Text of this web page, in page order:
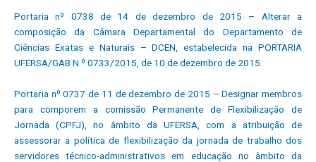
Portaria nº 0738 de 14 de dezembro de 2015 – Alterar a
composição da Câmara Departamental do Departamento de
Ciências Exatas e Naturais – DCEN, estabelecida na PORTARIA
UFERSA/GAB N.º 0733/2015, de 10 de dezembro de 2015.
Portaria nº 0737 de 11 de dezembro de 2015 – Designar membros
para comporem a comissão Permanente de Flexibilização de
Jornada (CPFJ), no âmbito da UFERSA, com a atribuição de
assessorar a política de flexibilização da jornada de trabalho dos
servidores técnico-administrativos em educação no âmbito da